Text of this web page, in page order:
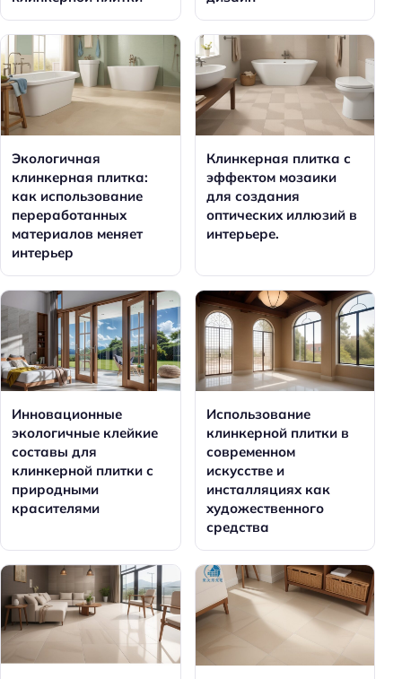
Экологичная
клинкерная плитка:
как использование
переработанных
материалов меняет
интерьер
Клинкерная плитка с
эффектом мозаики
для создания
оптических иллюзий в
интерьере.
Инновационные
экологичные клейкие
составы для
клинкерной плитки с
природными
красителями
Использование
клинкерной плитки в
современном
искусстве и
инсталляциях как
художественного
средства